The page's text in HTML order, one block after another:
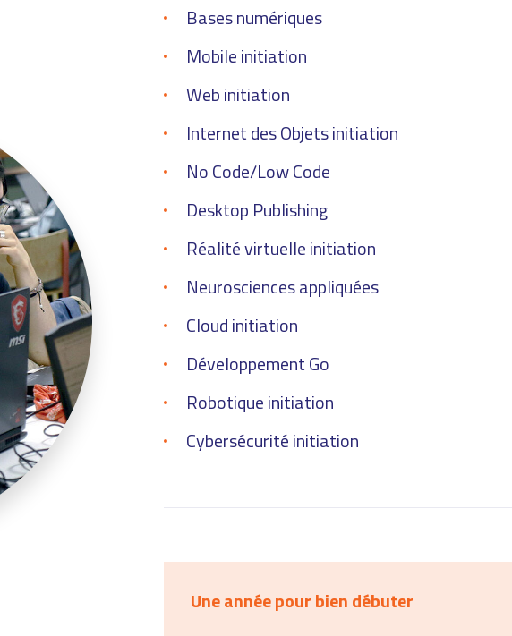
Bases numériques
Mobile initiation
Web initiation
Internet des Objets initiation
No Code/Low Code
Desktop Publishing
Réalité virtuelle initiation
Neurosciences appliquées
Cloud initiation
Développement Go
Robotique initiation
Cybersécurité initiation
Une année pour bien débuter